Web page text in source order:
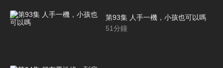
第93集 人手一機，小孩也可以嗎
51分鐘